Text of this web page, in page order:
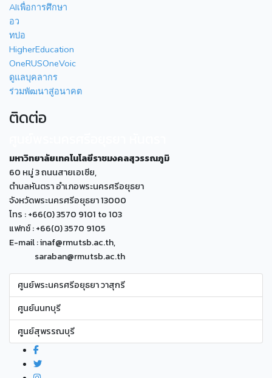
AIเพื่อการศึกษา
อว
ทปอ
HigherEducation
OneRUSOneVoic
ดูแลบุคลากร
ร่วมพัฒนาสู่อนาคต
ติดต่อ
มหาวิทยาลัยเทคโนโลยีราชมงคลสุวรรณภูมิ
60 หมู่ 3 ถนนสายเอเซีย,
ตำบลหันตรา อำเภอพระนครศรีอยุธยา
จังหวัดพระนครศรีอยุธยา 13000
โทร : +66(0) 3570 9101 to 103
แฟกซ์ : +66(0) 3570 9105
E-mail : inaf@rmutsb.ac.th,
saraban@rmutsb.ac.th
ศูนย์พระนครศรีอยุธยา วาสุกรี
ศูนย์นนทบุรี
ศูนย์สุพรรณบุรี